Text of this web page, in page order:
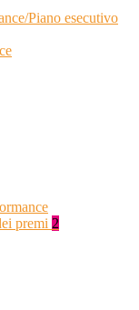
Piano esecutivo
premi 2